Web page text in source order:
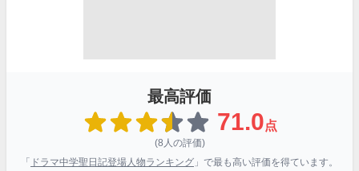
最高評価
71.0点
(8人の評価)
「 ドラマ中学聖日記登場人物ランキング 」で最も高い評価を得ています。